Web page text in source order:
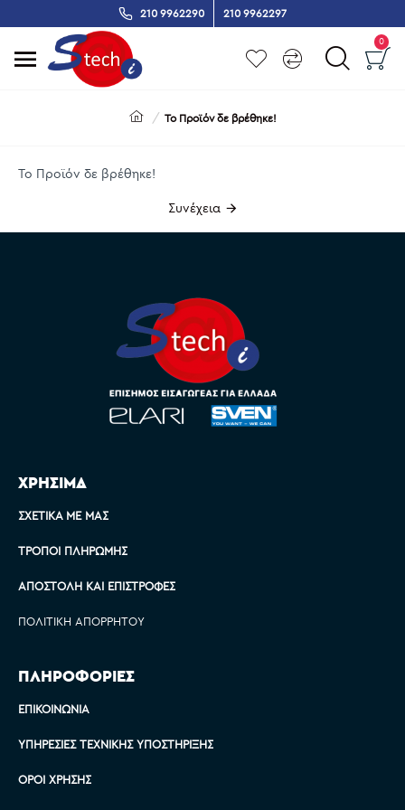
210 9962290 210 9962297
0
Το Προϊόν δε βρέθηκε!
Το Προϊόν δε βρέθηκε!
Συνέχεια
ΧΡΗΣΙΜΑ
ΣΧΕΤΙΚΆ ΜΕ ΜΑΣ
ΤΡΌΠΟΙ ΠΛΗΡΩΜΉΣ
ΑΠΟΣΤΟΛΉ ΚΑΙ ΕΠΙΣΤΡΟΦΈΣ
ΠΟΛΙΤΙΚΉ ΑΠΟΡΡΉΤΟΥ
ΠΛΗΡΟΦΟΡΙΕΣ
ΕΠΙΚΟΙΝΩΝΊΑ
ΥΠΗΡΕΣΊΕΣ ΤΕΧΝΙΚΉΣ ΥΠΟΣΤΉΡΙΞΗΣ
ΌΡΟΙ ΧΡΉΣΗΣ